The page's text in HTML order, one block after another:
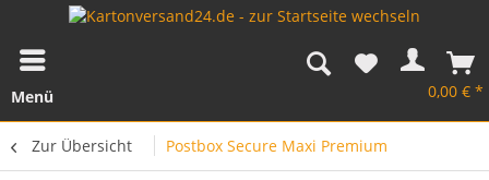
Menü 0,00 € *
Zur Übersicht Postbox Secure Maxi Premium